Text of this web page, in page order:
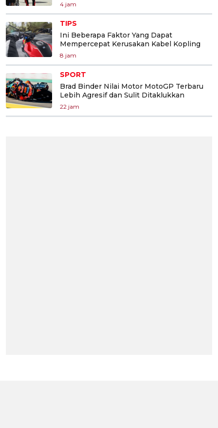
4 jam
TIPS
Ini Beberapa Faktor Yang Dapat
Mempercepat Kerusakan Kabel Kopling
8 jam
SPORT
Brad Binder Nilai Motor MotoGP Terbaru
Lebih Agresif dan Sulit Ditaklukkan
22 jam